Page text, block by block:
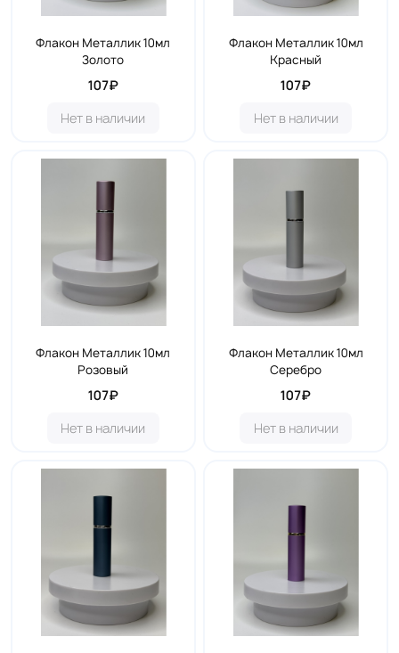
Флакон Металлик 10мл
Золото
107₽
Нет в наличии
Флакон Металлик 10мл
Красный
107₽
Нет в наличии
Флакон Металлик 10мл
Розовый
107₽
Нет в наличии
Флакон Металлик 10мл
Серебро
107₽
Нет в наличии